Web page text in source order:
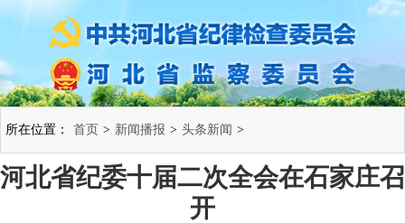
所在位置： 首页 > 新闻播报 > 头条新闻 >
河北省纪委十届二次全会在石家庄召
开